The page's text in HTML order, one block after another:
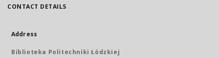
CONTACT DETAILS
Address
Biblioteka Politechniki Łódzkiej